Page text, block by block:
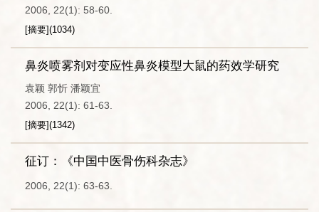
2006, 22(1): 58-60.
[摘要](1034)
鼻炎喷雾剂对变应性鼻炎模型大鼠的药效学研究
袁颖 郭忻 潘颖宜
2006, 22(1): 61-63.
[摘要](1342)
征订：《中国中医骨伤科杂志》
2006, 22(1): 63-63.